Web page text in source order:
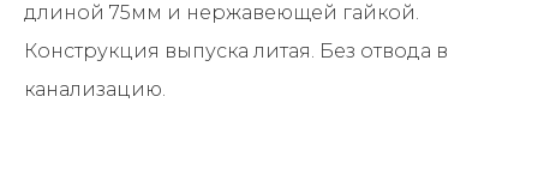
длиной 75мм и нержавеющей гайкой.
Конструкция выпуска литая. Без отвода в
канализацию.